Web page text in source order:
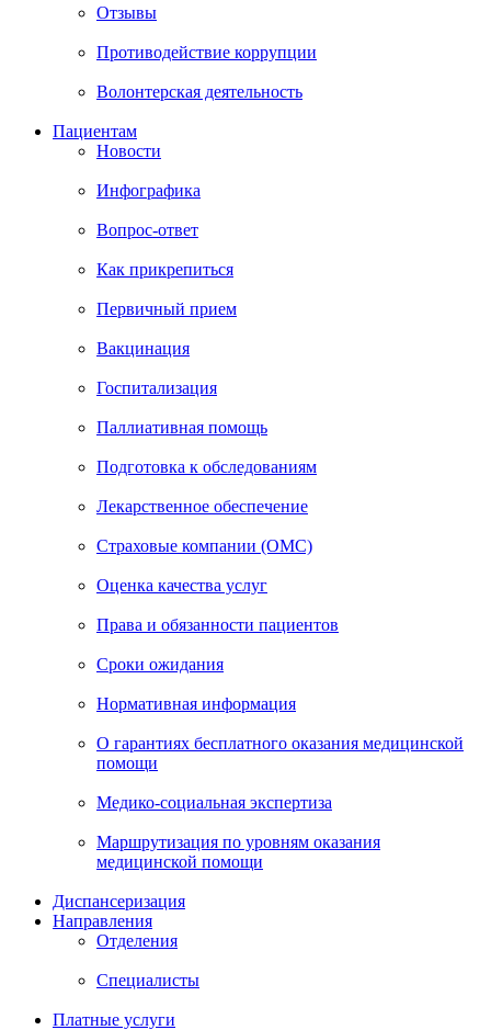
Отзывы
Противодействие коррупции
Волонтерская деятельность
Пациентам
Новости
Инфографика
Вопрос-ответ
Как прикрепиться
Первичный прием
Вакцинация
Госпитализация
Паллиативная помощь
Подготовка к обследованиям
Лекарственное обеспечение
Страховые компании (ОМС)
Оценка качества услуг
Права и обязанности пациентов
Сроки ожидания
Нормативная информация
О гарантиях бесплатного оказания медицинской
помощи
Медико-социальная экспертиза
Маршрутизация по уровням оказания
медицинской помощи
Диспансеризация
Направления
Отделения
Специалисты
Платные услуги